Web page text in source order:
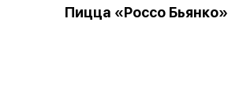
Пицца «Россо Бьянко»